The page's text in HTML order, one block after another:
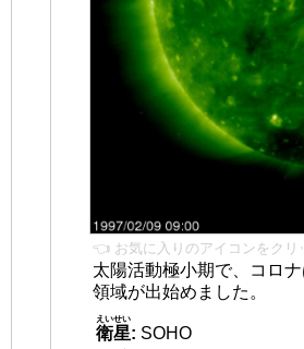
👈 お気に入りのアイコンをクリ
太陽活動極小期で、コロ
領域が出始めました。
衛星
えいせい
: SOHO